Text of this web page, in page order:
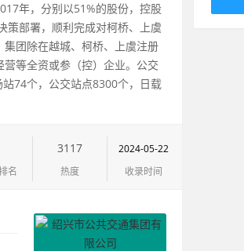
年，分别以51%的股份，控股
策部署，顺利完成对柯桥、上虞
团除在越城、柯桥、上虞注册
等全资或参（控）企业。公交
74个，公交站点8300个，日载
名
3117
热度
2024-05-22
收录时间